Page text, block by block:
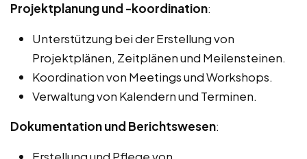
Projektplanung und -koordination:
Unterstützung bei der Erstellung von
Projektplänen, Zeitplänen und Meilensteinen.
Koordination von Meetings und Workshops.
Verwaltung von Kalendern und Terminen.
Dokumentation und Berichtswesen: